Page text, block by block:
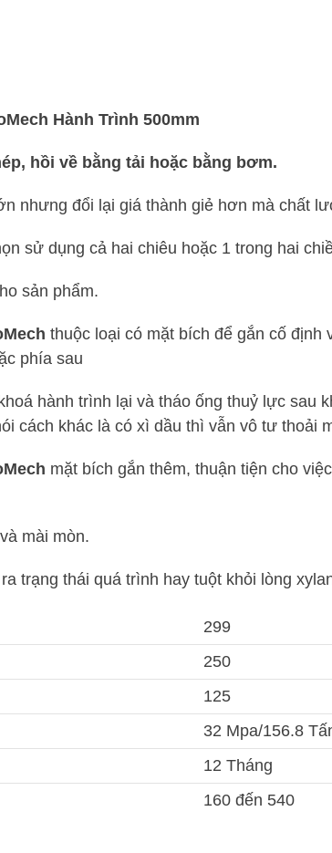
Hành Trình 500mm
hồi về bằng tải hoặc bằng bơm.
nhưng đổi lại giá thành giẻ hơn mà chất
sử dụng cả hai chiêu hoặc 1 trong hai
sản phẩm.
thuộc loại có mặt bích để gắn cố định
phía sau
hành trình lại và tháo ống thuỷ lực sau
cách khác là có xì dầu thì vẫn vô tư thoải
mặt bích gắn thêm, thuận tiện cho
mài mòn.
trạng thái quá trình hay tuột khỏi lòng
299
250
125
32 Mpa/156.8
12 Tháng
160 đến 540